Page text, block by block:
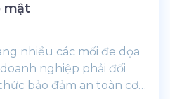
mật
nhiều các mối đe dọa
nghiệp phải đối
bảo đảm an toàn cơ